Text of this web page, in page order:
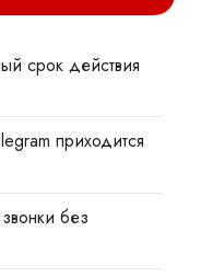
срок действия
приходится
без